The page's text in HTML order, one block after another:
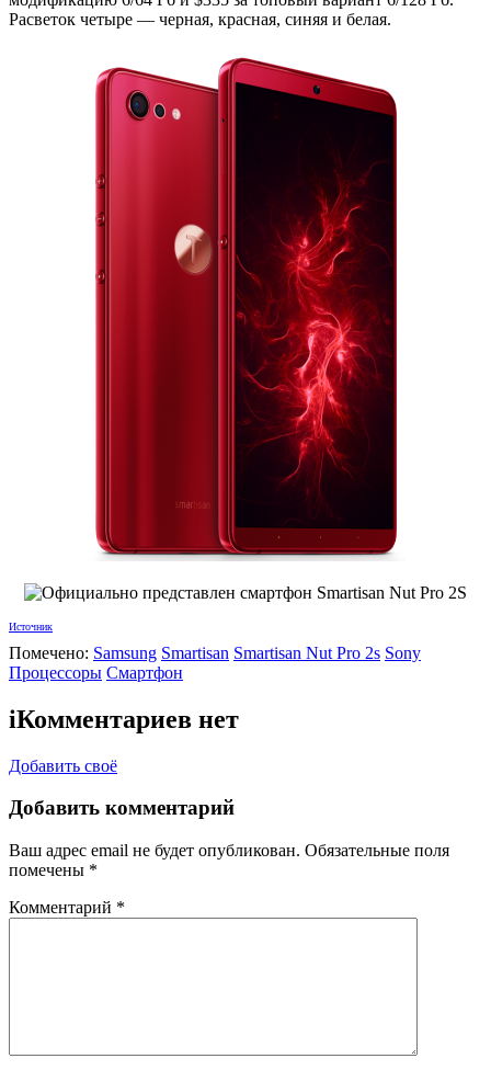
Расветок четыре — черная, красная, синяя и белая.
Источник
Помечено: Samsung Smartisan Smartisan Nut Pro 2s Sony
Процессоры Смартфон
iКомментариев нет
Добавить своё
Добавить комментарий
Ваш адрес email не будет опубликован. Обязательные поля
помечены *
Комментарий *